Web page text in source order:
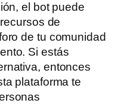
el bot puede
de
de tu comunidad
Si estás
entonces
plataforma te